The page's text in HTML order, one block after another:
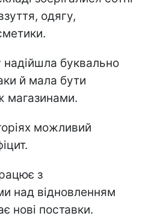
одягу,
буквально
й мала бути
магазинами.
можливий
з
над відновленням
нові поставки.